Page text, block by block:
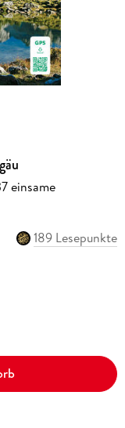
einsame
189 Lesepunkte